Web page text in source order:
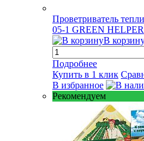
Проветриватель
05-1 GREEN HELPER
В
Подробнее
Купить в 1 клик
В избранное
Рекомендуем